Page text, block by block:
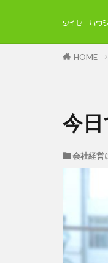
HOME
今
会社経営